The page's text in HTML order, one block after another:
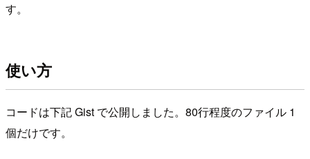
す。
使い方
コードは下記 Gist で公開しました。80行程度のファイル 1
個だけです。